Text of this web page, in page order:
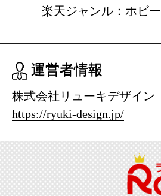
楽天ジャンル：ホビー
運営者情報
株式会社リューキデザイン
https://ryuki-design.jp/